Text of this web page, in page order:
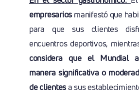
empresarios manifestó que
para que sus clientes
encuentros deportivos,
considera que el Mundial
manera significativa o
de clientesa sus